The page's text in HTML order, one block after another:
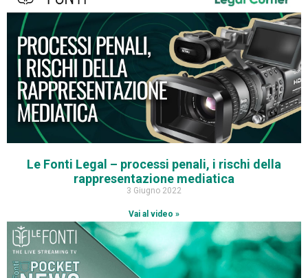
Le Fonti Legal – processi penali, i rischi della
rappresentazione mediatica
3 Giugno 2022
Vai al video »